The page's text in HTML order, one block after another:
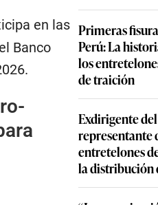
en las
Banco
Primeras
Perú: La
los
de traición
Exdirigente
representante
entretelones
la distribución